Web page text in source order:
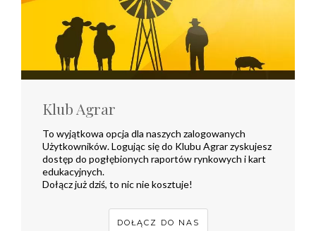
Klub Agrar
To wyjątkowa opcja dla naszych zalogowanych
Użytkowników. Logując się do Klubu Agrar zyskujesz
dostęp do pogłębionych raportów rynkowych i kart
edukacyjnych.
Dołącz już dziś, to nic nie kosztuje!
DOŁĄCZ DO NAS